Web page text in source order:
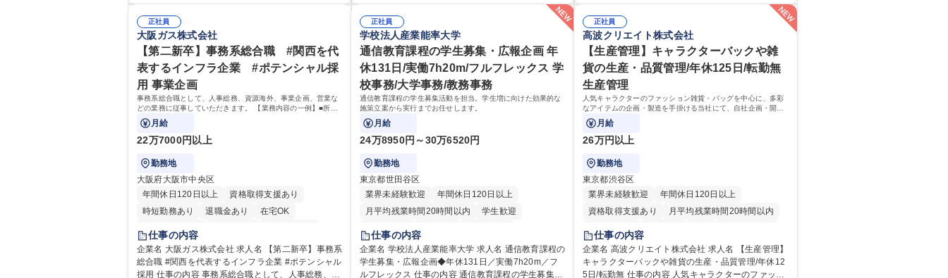
仕事に慣れることができる環境です。また、「チー
ムで成果を出す文化」があり、良いやり方を積極的
に共有しながら常に改善を目指す風土のため、安心
して業務に取り組んでいただけます。 募集職種 【大
阪・京都・滋賀】営業事務 ※未経験可
の付加価値向上に貢献します。ベースの定型業務に
加えて、お客様や社員の状況に合わせ、能動的なサ
ポート、改善の動きも期待され。組織を支えるスペ
シャリストとして、チームに貢献し、結果的に社員
から頼られる存在になることができます。平均19:30
の退勤以降の業務の持ち帰りも禁止されており、メ
リハリのある働き方となります。 学歴・資格 学歴：
大学院 大学 高専 短大 語学力： 資格：
出 ・法定の会議運営（評議員会、理事会） ・コンプ
ライアンス ・内部規程やルールの管理、整備、文書
管理 ・契約関連 ・衛生管理 ・防災関連・公的助成金
の管理・オフィス、ファシリティ管理 ・福利厚生関
連 ・職員からの問合せ、相談対応 ・その他日常の総
務業務全般 募集職種 【東京／文京区】公益財団法人
の総務人事業務／年間休日125日
専修学校 高校 語学力： 資格：
あり、国内旅行においても牽引しております。観光
推進支援においても、業界を牽引する意欲的な取り
組みが期待されています■インバウンドは、日本の地
域の未来を担う国策事業です。「GOOD LUCK TRI
P」は、海外旅行ガイドブックと同様に、インバウン
ドのトップブランドに成長しております■旅が業務で
あり、日常です。旅好きにはこれ以上ない環境です
募集職種 【企画営業/行政・企業向け観光推進支援】
旅行ガイドブック『地球の歩き方』
シェアNo.1メディアとして、個人旅行文化の拡大と
定着を担ってきたブランドに携わることが可能で
す。 ■国内旅行ガイドブックは立ち上げ間もない新規
事業であり、「地球の歩き方」としてどう取り組む
か、共に形を作るコアメンバーとして活躍いただき
ます。 学歴・資格 学歴：大学院 大学 語学力： 資
格：
正社員
大阪ガス株式会社
【第二新卒】事務系総合職 #関西を代
表するインフラ企業 #ポテンシャル採
用 事業企画
事務系総合職として、人事総務、資源海外、事業企画、営業な
どの業務に従事していただきます。 【業務内容の一例】■所属
事業部の勤労業務 ■海外に関係する各種業務 ■営業部門の企画
スタッフ、ルート営業
月給
22万7000円以上
勤務地
大阪府大阪市中央区
年間休日120日以上
資格取得支援あり
時短勤務あり
退職金あり
在宅OK
完全週休2日制
土日祝休み
服装自由
第二新卒歓迎
寮・社宅あり
食事補助あり
仕事の内容
企業名 大阪ガス株式会社 求人名 【第二新卒】事務系
総合職 #関西を代表するインフラ企業 #ポテンシャル
採用 仕事の内容 事務系総合職として、人事総務、資
正社員
学校法人産業能率大学
通信教育課程の学生募集・広報企画 年
休131日/実働7h20m/フルフレックス 学
校事務/大学事務/教務事務
通信教育課程の学生募集活動を担当。学生増に向けた効果的な
施策立案から実行までお任せします。
月給
24万8950円～30万6520円
勤務地
東京都世田谷区
業界未経験歓迎
年間休日120日以上
月平均残業時間20時間以内
学生歓迎
退職金あり
土日祝休み
仕事の内容
企業名 学校法人産業能率大学 求人名 通信教育課程の
学生募集・広報企画◆年休131日／実働7h20m／フ
ルフレックス 仕事の内容 通信教育課程の学生募集活
正社員
高波クリエイト株式会社
【生産管理】キャラクターバックや雑
貨の生産・品質管理/年休125日/転勤無
生産管理
人気キャラクターのファッション雑貨・バッグを中心に、多彩
なアイテムの企画・製造を手掛ける当社にて、自社企画・開発
商品の生産管理・品質管理を担当。『かわいい』を届けるやり
がいのあるポジションです。
月給
26万円以上
勤務地
東京都渋谷区
業界未経験歓迎
年間休日120日以上
資格取得支援あり
月平均残業時間20時間以内
平日のみOK
研修あり
退職金あり 在宅OK
賞与あり
完全週休2日制
交通費支給
駅近5分以内
仕事の内容
企業名 高波クリエイト株式会社 求人名 【生産管理】
キャラクターバックや雑貨の生産・品質管理/年休12
5日/転勤無 仕事の内容 人気キャラクターのファッシ